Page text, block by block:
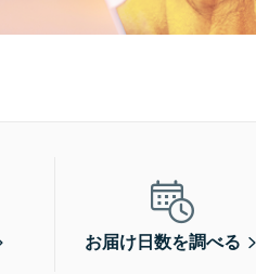
お届け日数を調べる